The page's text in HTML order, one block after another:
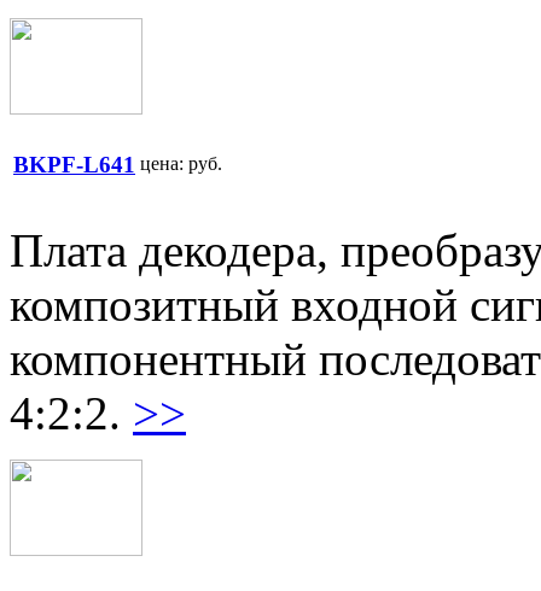
BKPF-L641 цена: руб.
Плата декодера,
композитный входной
компонентный
4:2:2. >>